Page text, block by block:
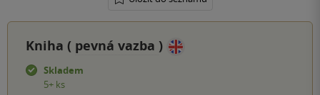
Kniha ( pevná vazba )
Skladem
5+ ks